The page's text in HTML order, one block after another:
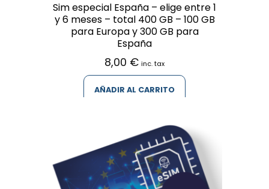
Sim especial España – elige entre 1
y 6 meses – total 400 GB – 100 GB
para Europa y 300 GB para
España
8,00 € inc. tax
AÑADIR AL CARRITO